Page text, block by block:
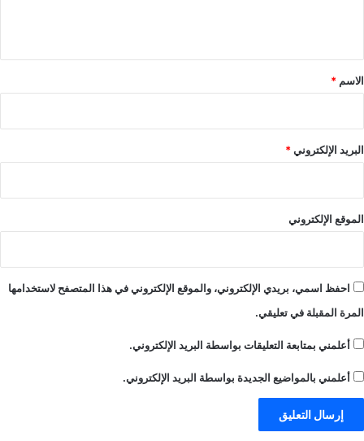
*
الاسم *
البريد الإلكتروني*
الموقع الإلكتروني
احفظ اسمي، بريدي الإلكتروني، والموقع الإلكتروني في هذا المتصفح لاستخدامها
المرة المقبلة في تعليقي.
أعلمني بمتابعة التعليقات بواسطة البريد الإلكتروني.
أعلمني بالمواضيع الجديدة بواسطة البريد الإلكتروني.